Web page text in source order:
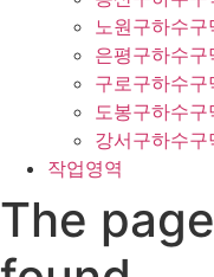
노원구하수
은평구하수
구로구하수
도봉구하수
강서구하수
작업영역
The